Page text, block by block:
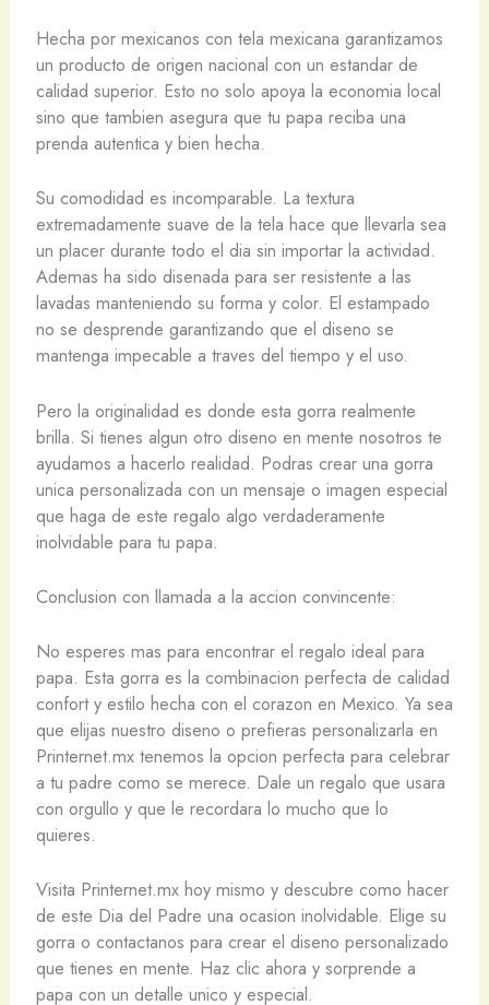
Hecha por mexicanos con tela mexicana garantizamos
un producto de origen nacional con un estandar de
calidad superior. Esto no solo apoya la economia local
sino que tambien asegura que tu papa reciba una
prenda autentica y bien hecha.
Su comodidad es incomparable. La textura
extremadamente suave de la tela hace que llevarla sea
un placer durante todo el dia sin importar la actividad.
Ademas ha sido disenada para ser resistente a las
lavadas manteniendo su forma y color. El estampado
no se desprende garantizando que el diseno se
mantenga impecable a traves del tiempo y el uso.
Pero la originalidad es donde esta gorra realmente
brilla. Si tienes algun otro diseno en mente nosotros te
ayudamos a hacerlo realidad. Podras crear una gorra
unica personalizada con un mensaje o imagen especial
que haga de este regalo algo verdaderamente
inolvidable para tu papa.
Conclusion con llamada a la accion convincente:
No esperes mas para encontrar el regalo ideal para
papa. Esta gorra es la combinacion perfecta de calidad
confort y estilo hecha con el corazon en Mexico. Ya sea
que elijas nuestro diseno o prefieras personalizarla en
Printernet.mx tenemos la opcion perfecta para celebrar
a tu padre como se merece. Dale un regalo que usara
con orgullo y que le recordara lo mucho que lo
quieres.
Visita Printernet.mx hoy mismo y descubre como hacer
de este Dia del Padre una ocasion inolvidable. Elige su
gorra o contactanos para crear el diseno personalizado
que tienes en mente. Haz clic ahora y sorprende a
papa con un detalle unico y especial.